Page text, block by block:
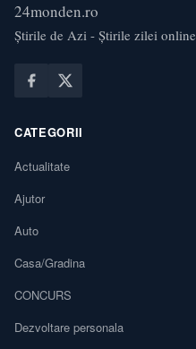
24monden.ro
Știrile de Azi - Știrile zilei online
CATEGORII
Actualitate
Ajutor
Auto
Casa/Gradina
CONCURS
Dezvoltare personala